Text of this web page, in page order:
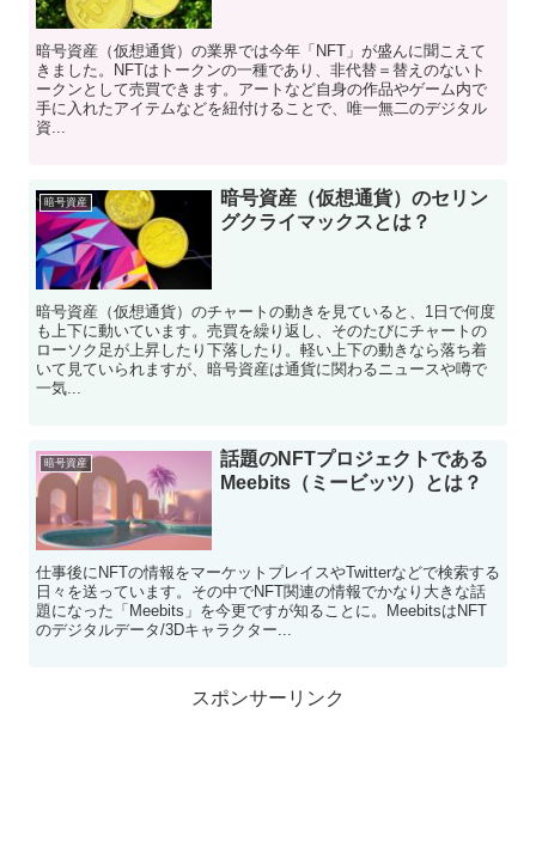
暗号資産（仮想通貨）の業界では今年「NFT」が盛んに聞こえて
きました。NFTはトークンの一種であり、非代替＝替えのないト
ークンとして売買できます。アートなど自身の作品やゲーム内で
手に入れたアイテムなどを紐付けることで、唯一無二のデジタル
資...
暗号資産
暗号資産（仮想通貨）のセリン
グクライマックスとは？
暗号資産（仮想通貨）のチャートの動きを見ていると、1日で何度
も上下に動いています。売買を繰り返し、そのたびにチャートの
ローソク足が上昇したり下落したり。軽い上下の動きなら落ち着
いて見ていられますが、暗号資産は通貨に関わるニュースや噂で
一気...
暗号資産
話題のNFTプロジェクトである
Meebits（ミービッツ）とは？
仕事後にNFTの情報をマーケットプレイスやTwitterなどで検索する
日々を送っています。その中でNFT関連の情報でかなり大きな話
題になった「Meebits」を今更ですが知ることに。MeebitsはNFT
のデジタルデータ/3Dキャラクター...
スポンサーリンク